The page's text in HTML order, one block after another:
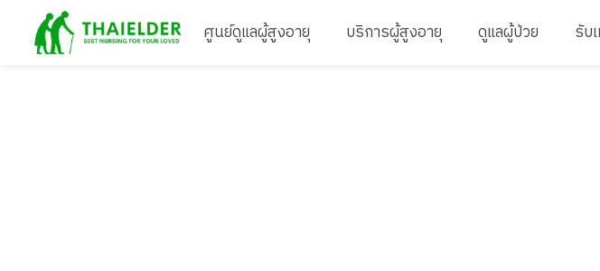
ศูนย์ดูแลผู้สูงอายุ บริการผู้สูงอายุ ดูแลผู้ป่วย รับ